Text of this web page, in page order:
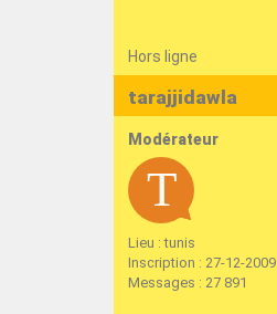
Hors ligne
tarajjidawla
Modérateur
Lieu : tunis
Inscription : 27-12-2009
Messages : 27 891